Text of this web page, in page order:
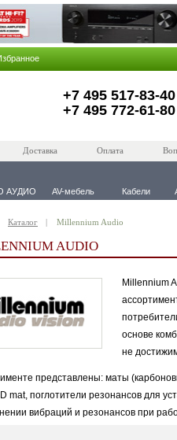
+7 495 517-83-40
+7 495 772-61-80
Доставка Оплата
АУДИО AV-мебель Кабели
Каталог Millennium Audio
AUDIO
Millennium
основе
не
представлены: маты
mat, поглотители резонансов для
вибраций и резонансов при